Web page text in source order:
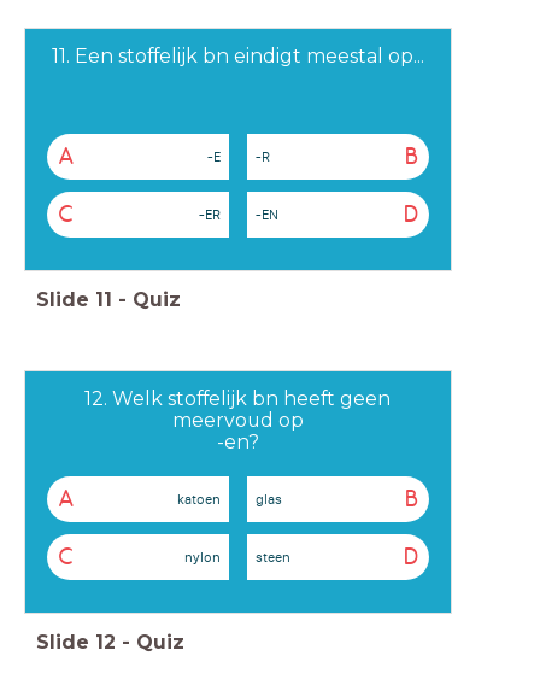
11. Een stoffelijk bn eindigt meestal op...
A -E B
-R
C -ER D
-EN
Slide 11 - Quiz
12. Welk stoffelijk bn heeft geen
meervoud op
-en?
A katoen B
glas
C nylon D
steen
Slide 12 - Quiz